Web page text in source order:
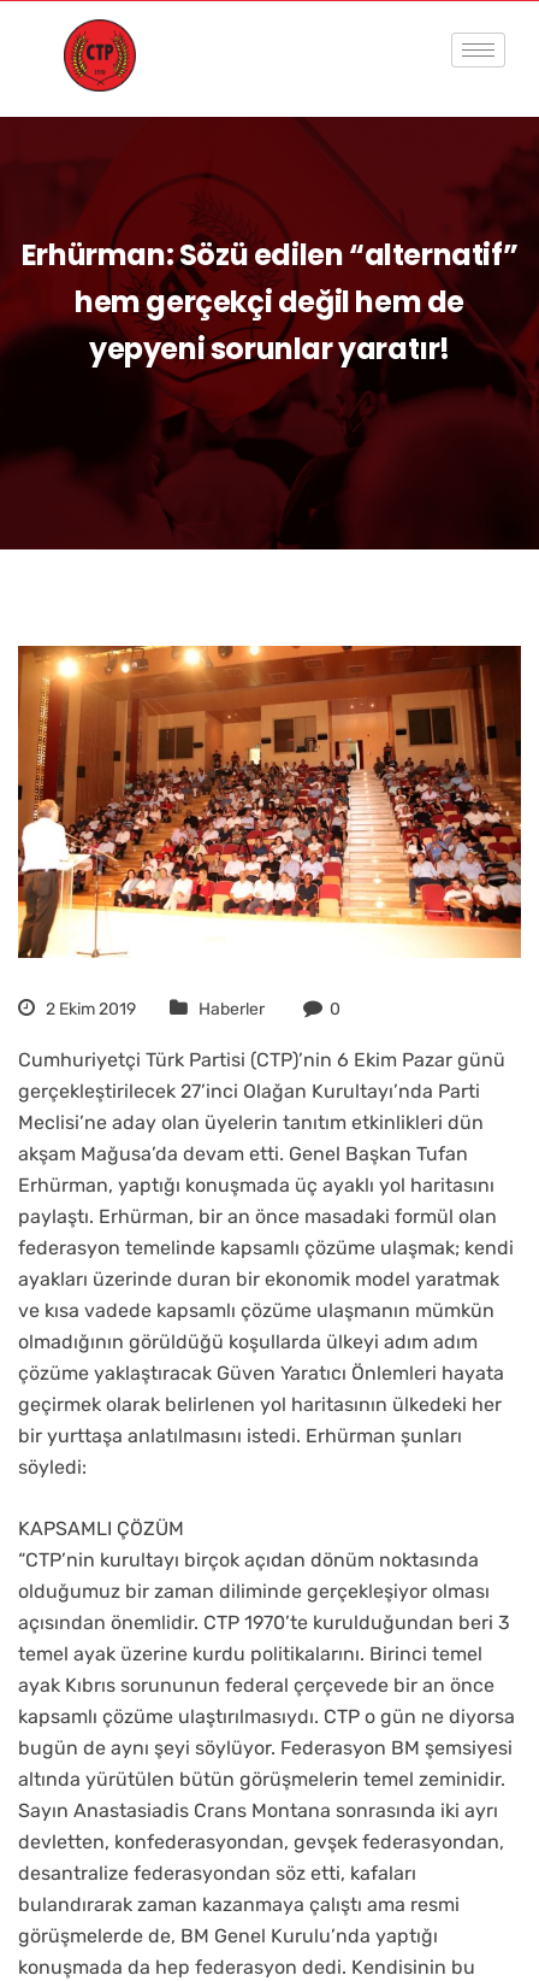
Erhürman: Sözü edilen “alternatif”
hem gerçekçi değil hem de
yepyeni sorunlar yaratır!
2 Ekim 2019 Haberler 0
Cumhuriyetçi Türk Partisi (CTP)’nin 6 Ekim Pazar günü
gerçekleştirilecek 27’inci Olağan Kurultayı’nda Parti
Meclisi’ne aday olan üyelerin tanıtım etkinlikleri dün
akşam Mağusa’da devam etti. Genel Başkan Tufan
Erhürman, yaptığı konuşmada üç ayaklı yol haritasını
paylaştı. Erhürman, bir an önce masadaki formül olan
federasyon temelinde kapsamlı çözüme ulaşmak; kendi
ayakları üzerinde duran bir ekonomik model yaratmak
ve kısa vadede kapsamlı çözüme ulaşmanın mümkün
olmadığının görüldüğü koşullarda ülkeyi adım adım
çözüme yaklaştıracak Güven Yaratıcı Önlemleri hayata
geçirmek olarak belirlenen yol haritasının ülkedeki her
bir yurttaşa anlatılmasını istedi. Erhürman şunları
söyledi:
KAPSAMLI ÇÖZÜM
“CTP’nin kurultayı birçok açıdan dönüm noktasında
olduğumuz bir zaman diliminde gerçekleşiyor olması
açısından önemlidir. CTP 1970’te kurulduğundan beri 3
temel ayak üzerine kurdu politikalarını. Birinci temel
ayak Kıbrıs sorununun federal çerçevede bir an önce
kapsamlı çözüme ulaştırılmasıydı. CTP o gün ne diyorsa
bugün de aynı şeyi söylüyor. Federasyon BM şemsiyesi
altında yürütülen bütün görüşmelerin temel zeminidir.
Sayın Anastasiadis Crans Montana sonrasında iki ayrı
devletten, konfederasyondan, gevşek federasyondan,
desantralize federasyondan söz etti, kafaları
bulandırarak zaman kazanmaya çalıştı ama resmi
görüşmelerde de, BM Genel Kurulu’nda yaptığı
konuşmada da hep federasyon dedi. Kendisinin bu